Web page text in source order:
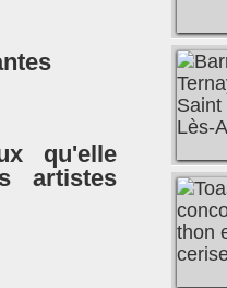
qu'elle
artistes